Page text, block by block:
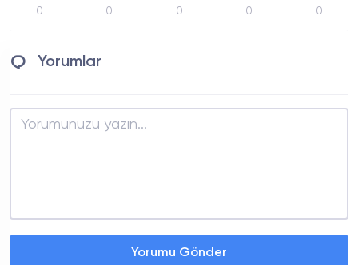
0 0 0 0 0
Yorumlar
Yorumu Gönder